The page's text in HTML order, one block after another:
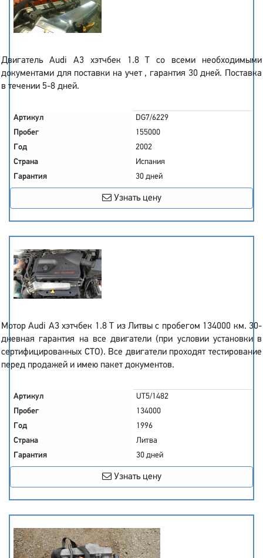
Двигатель Audi A3 хэтчбек 1.8 T со всеми необходимыми
документами для поставки на учет , гарантия 30 дней. Поставка
в течении 5-8 дней.
Артикул
DG7/6229
Пробег
155000
Год
2002
Страна
Испания
Гарантия
30 дней
Узнать цену
Мотор Audi A3 хэтчбек 1.8 T из Литвы с пробегом 134000 км. 30-
дневная гарантия на все двигатели (при условии установки в
сертифицированных СТО). Все двигатели проходят тестирование
перед продажей и имею пакет документов.
Артикул
UT5/1482
Пробег
134000
Год
1996
Страна
Литва
Гарантия
30 дней
Узнать цену